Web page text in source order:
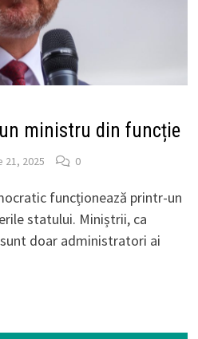
ministru din funcție
2025 0
funcționează printr-un
statului. Miniștrii, ca
doar administratori ai